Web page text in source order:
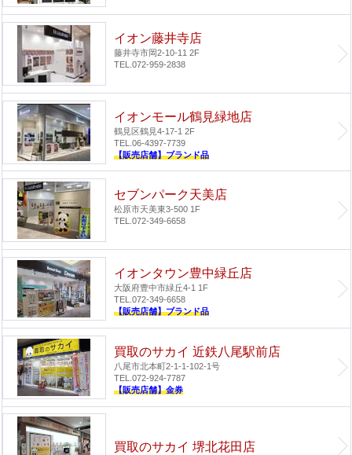
イオン藤井寺店
藤井寺市岡2-10-11 2F
TEL.072-959-2838
イオンモール鶴見緑地店
鶴見区鶴見4-17-1 2F
TEL.06-4397-7739
【販売店舗】ブランド品
セブンパーク天美店
松原市天美東3-500 1F
TEL.072-349-6658
イオンタウン豊中緑丘店
大阪府豊中市緑丘4-1 1F
TEL.072-349-6658
【販売店舗】ブランド品
買取のサカイ 近鉄八尾駅前店
八尾市北本町2-1-1-102-1号
TEL.072-924-7787
【販売店舗】金券
買取のサカイ 堺北花田店